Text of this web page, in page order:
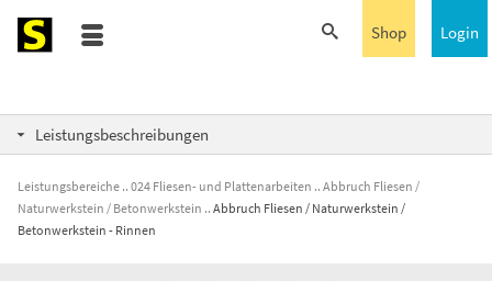
Login
Shop
Leistungsbeschreibungen
Leistungsbereiche 024 Fliesen- und Plattenarbeiten
Abbruch Fliesen /
Naturwerkstein / Betonwerkstein
Abbruch Fliesen / Naturwerkstein /
Betonwerkstein - Rinnen